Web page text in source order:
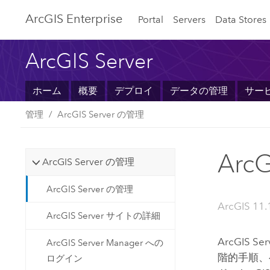
ArcGIS Enterprise Portal Servers Data Stores
ArcGIS Server
ホーム 概要 デプロイ データの管理 サー
管理 ArcGIS Server の管理
ArcGIS Server の管理
ArcGIS Server の管理
ArcGIS Server サイトの詳細
ArcGIS Server Manager への
ログイン
ArcGIS
ArcGIS
階的手順